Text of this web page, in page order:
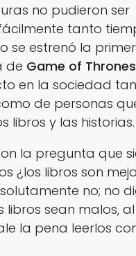
no pudieron ser
tanto
se estrenó la
de Game of Thrones
en la sociedad
de personas
libros y las historias.
la pregunta que
¿los libros son
no; no
libros sean malos, al
la pena leerlos